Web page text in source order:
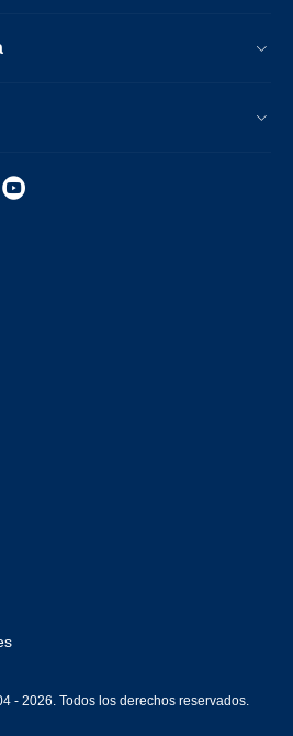
- 2026. Todos los derechos reservados.